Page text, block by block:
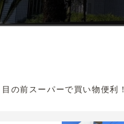
の前スーパーで買い物便利！